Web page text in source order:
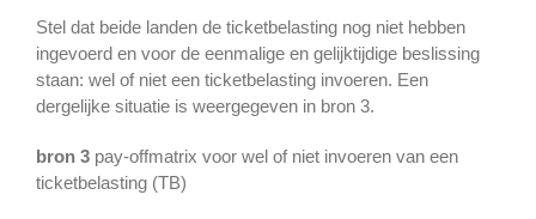
Stel dat beide landen de ticketbelasting nog niet hebben
ingevoerd en voor de eenmalige en gelijktijdige beslissing
staan: wel of niet een ticketbelasting invoeren. Een
dergelijke situatie is weergegeven in bron 3.
bron 3 pay-offmatrix voor wel of niet invoeren van een
ticketbelasting (TB)